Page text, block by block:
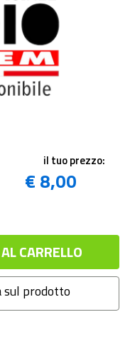
il tuo prezzo:
€ 8,00
CARRELLO
sul prodotto